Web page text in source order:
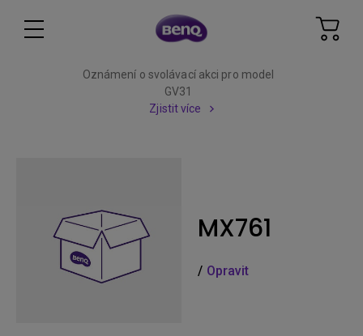
Oznámení o svolávací akci pro model
GV31
Zjistit více
MX761
/ Opravit